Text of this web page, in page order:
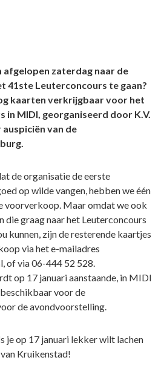
afgelopen zaterdag naar de
41ste Leuterconcours te gaan?
kaarten verkrijgbaar voor het
in MIDI, georganiseerd door K.V.
van de
de organisatie de eerste
op wilde vangen, hebben we één
voorverkoop. Maar omdat we ook
die graag naar het Leuterconcours
kunnen, zijn de resterende kaartjes
via het e-mailadres
of via 06-444 52 528.
op 17 januari aanstaande, in MIDI
voor de
de avondvoorstelling.
je op 17 januari lekker wilt lachen
Kruikenstad!